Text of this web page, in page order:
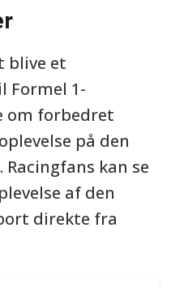
blive et
Formel 1-
om forbedret
på den
Racingfans kan se
af den
direkte fra